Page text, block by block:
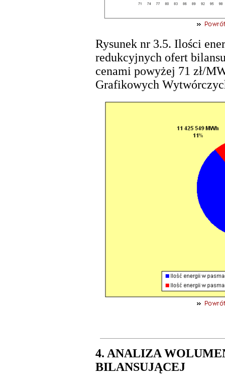
Rysunek nr 3.5. Ilości
redukcyjnych ofert
cenami powyżej 71 zł/
Grafikowych
4. ANALIZA
BILANSUJĄCEJ